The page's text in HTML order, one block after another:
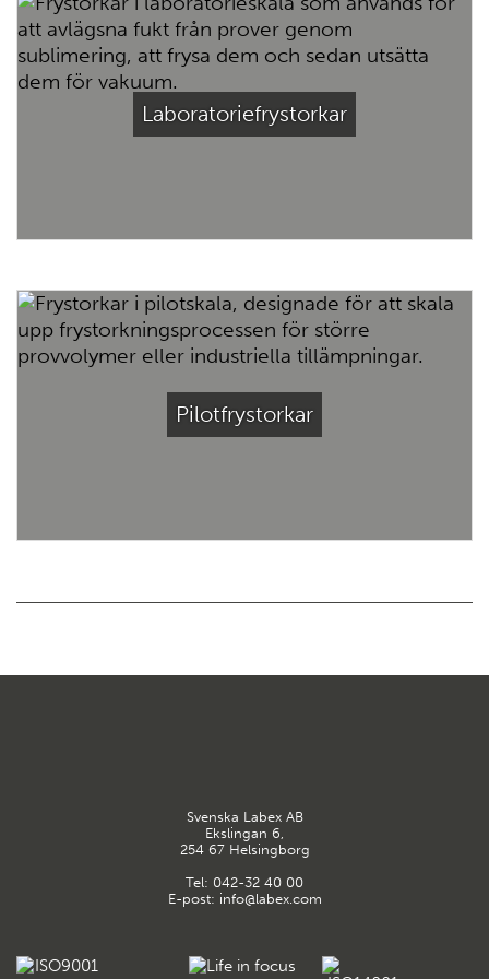
Laboratoriefrystorkar
Pilotfrystorkar
Svenska Labex AB
Ekslingan 6,
254 67 Helsingborg
Tel: 042-32 40 00
E-post: info@labex.com